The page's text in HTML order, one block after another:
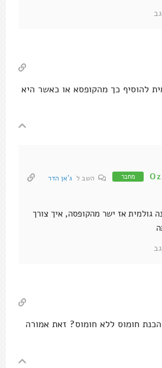
להוסיף כך מהקופסא או כאשר היא
מחבר השב ל ג'אן הדר
גולמית אז ישר מהקופסה, איך צורך
חומוס ללא חומוס? זאת אמורה